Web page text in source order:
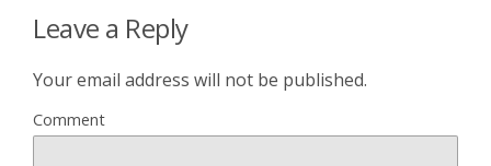
Leave a Reply
Your email address will not be published.
Comment